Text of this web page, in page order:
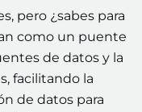
pero ¿sabes para
como un puente
de datos y la
facilitando la
de datos para